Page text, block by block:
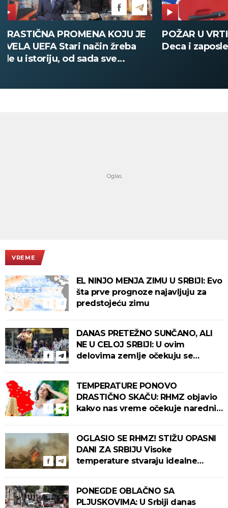
POŽAR U VRTIĆU NA VOŽDOVCU
Deca i zaposleni evakuisani
SINIŠA
DOBIO
VREME
EL NINJO MENJA ZIMU U SRBIJI: Evo
šta prve prognoze najavljuju za
predstojeću zimu
DANAS PRETEŽNO SUNČANO, ALI
NE U CELOJ SRBIJI: U ovim
delovima zemlje očekuju se
TEMPERATURE PONOVO
DRASTIČNO SKAČU: RHMZ objavio
kakvo nas vreme očekuje narednih
OGLASIO SE RHMZ! STIŽU OPASNI
DANI ZA SRBIJU Visoke
temperature stvaraju idealne
PONEGDE OBLAČNO SA
PLJUSKOVIMA: U Srbiji danas